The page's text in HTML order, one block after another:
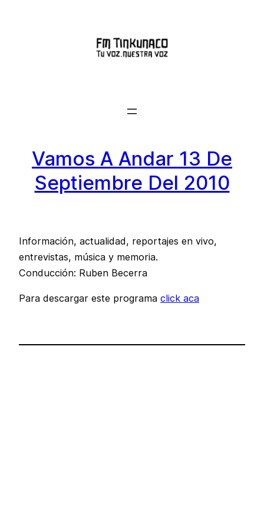
Vamos A Andar 13 De
Septiembre Del 2010
Información, actualidad, reportajes en vivo,
entrevistas, música y memoria.
Conducción: Ruben Becerra
Para descargar este programa click aca